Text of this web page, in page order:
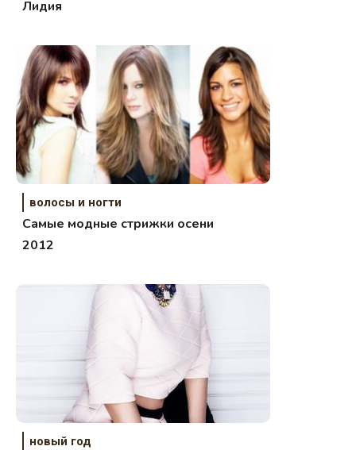
Лидия
волосы и ногти
Самые модные стрижки осени
2012
новый год